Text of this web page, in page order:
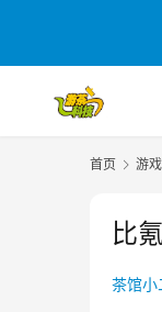
首页 游
比
茶馆小